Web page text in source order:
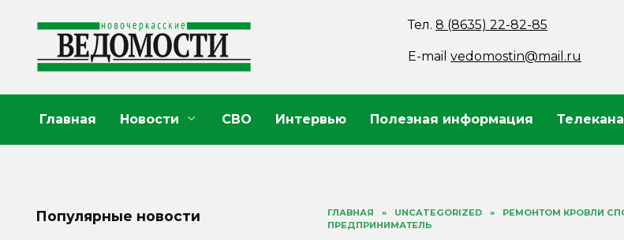
содержанию
Тел.8 (8635) 22-82-85
E-mailvedomostin@mail.ru
Главная Новости СВО Интервью Полезная информация
ГЛАВНАЯ » UNCATEGORIZED »
РЕМОНТОМ КРОВЛИ
ПРЕДПРИНИМАТЕЛЬ
Популярные новости